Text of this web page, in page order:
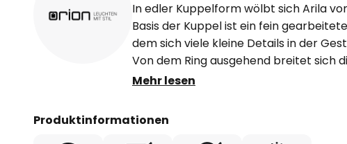
In edler Kuppelform wölbt sich Arila
Basis der Kuppel ist ein fein
dem sich viele kleine Details in der
Von dem Ring ausgehend breitet sich
einzelnen Kristallen aus Glas nach unten
Kristallbehang der Kuppel garantiert
Mehr lesen
Produktinformationen